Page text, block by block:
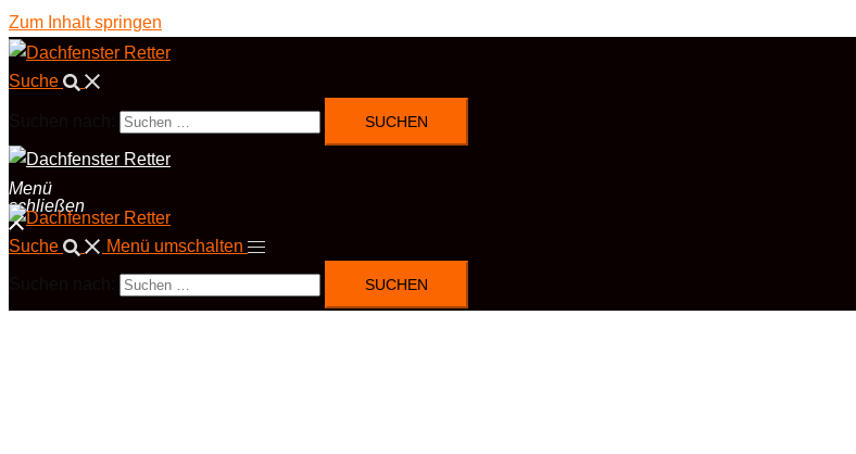
Zum Inhalt springen
Suche
Menü
schließen
Suche Menü umschalten